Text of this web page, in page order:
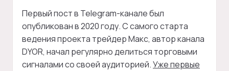
Первый пост в Telegram-канале был
опубликован в 2020 году. С самого старта
ведения проекта трейдер Макс, автор канала
DYOR, начал регулярно делиться торговыми
сигналами со своей аудиторией.Уже первые